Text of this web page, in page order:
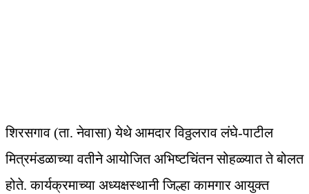
शिरसगाव (ता. नेवासा) येथे आमदार विठ्ठलराव लंघे-पाटील
मित्रमंडळाच्या वतीने आयोजित अभिष्टचिंतन सोहळ्यात ते बोलत
होते. कार्यक्रमाच्या अध्यक्षस्थानी जिल्हा कामगार आयुक्त